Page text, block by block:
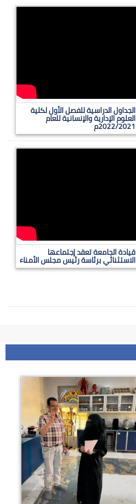
الجداول الدراسية للفصل الأول لكلية
العلوم الإدارية والإنسانية للعام
2022/2021م
قيادة الجامعة تعقد إجتماعها
الاستثنائي برئاسة رئيس مجلس الأمناء